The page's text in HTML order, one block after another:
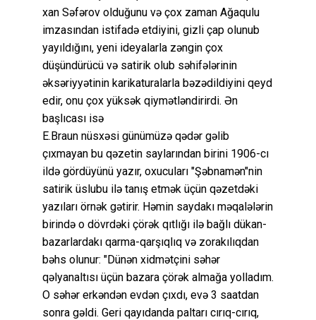
xan Səfərov olduğunu və çox zaman Ağaqulu
imzasından istifadə etdiyini, gizli çap olunub
yayıldığını, yeni ideyalarla zəngin çox
düşündürücü və satirik olub səhifələrinin
əksəriyyətinin karikaturalarla bəzədildiyini qeyd
edir, onu çox yüksək qiymətləndirirdi. Ən
başlıcası isə
E.Braun nüsxəsi günümüzə qədər gəlib
çıxmayan bu qəzetin saylarından birini 1906-cı
ildə gördüyünü yazır, oxucuları "Şəbnamən"nin
satirik üslubu ilə tanış etmək üçün qəzetdəki
yazıları örnək gətirir. Həmin saydakı məqalələrin
birində o dövrdəki çörək qıtlığı ilə bağlı dükan-
bazarlardakı qarma-qarşıqlıq və zorakılıqdan
bəhs olunur: "Dünən xidmətçini səhər
qəlyanaltısı üçün bazara çörək almağa yolladım.
O səhər erkəndən evdən çıxdı, evə 3 saatdan
sonra gəldi. Geri qayıdanda paltarı cırıq-cırıq,